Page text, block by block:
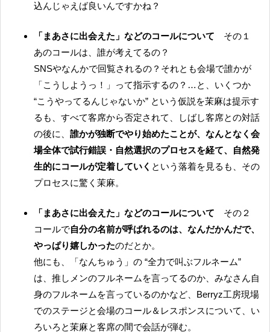
込んじゃえば良いんですかね？
「まあさに出会えた」などのコールについて その１
あのコールは、誰が考えてるの？
SNSやなんかで回覧されるの？それとも会場で誰かが
「こうしようっ！」って指示するの？…と、いくつか
“こうやってるんじゃないか” という仮説を茉麻は提示す
るも、すべて客席から否定されて、しばし客席との対話
の後に、誰かが独断でやり始めたことが、なんとなく会
場全体で試行錯誤・自然選択のプロセスを経て、自然発
生的にコールが定着していく という落着を見るも、その
プロセスに驚く茉麻。
「まあさに出会えた」などのコールについて その２
コールで自分の名前が呼ばれるのは、なんだかんだで、
やっぱり嬉しかったのだとか。
他にも、「なんちゅう」の “全力で叫ぶフルネーム”
は、推しメンのフルネームを言ってるのか、みなさん自
身のフルネームを言っているのかなど、Berryz工房現場
でのステージと会場のコール＆レスポンスについて、い
ろいろと茉麻と客席の間で会話が弾む。